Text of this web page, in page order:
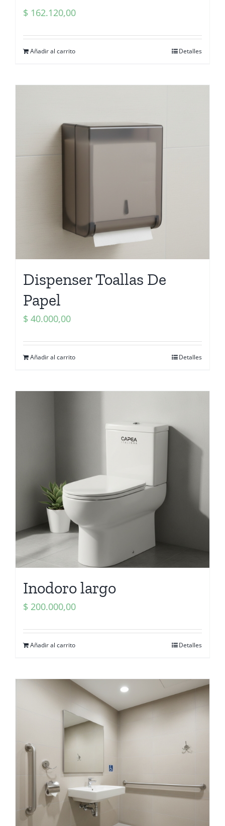
$ 162.120,00
Añadir al carrito Detalles
Dispenser Toallas De
Papel
$ 40.000,00
Añadir al carrito Detalles
Inodoro largo
$ 200.000,00
Añadir al carrito Detalles